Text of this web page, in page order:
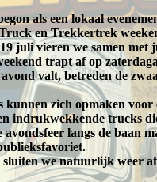
als een lokaal
en Trekkertrek
juli vieren we samen met
trapt af op
valt, betreden de
kunnen zich opmaken
indrukwekkende trucks
avondsfeer langs de baan
sluiten we natuurlijk weer